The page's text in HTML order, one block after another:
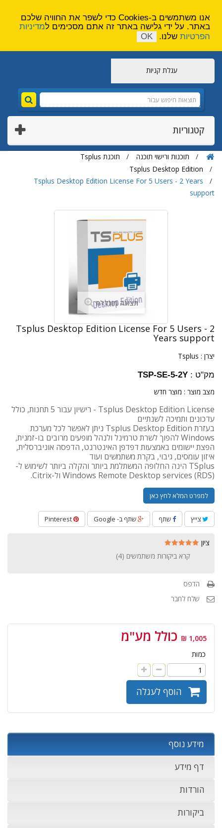
עגלת קניות
קטגוריות
תוכנות ורישוי תוכנה
תוכנת Tsplus
Tsplus Desktop Edition
Tsplus Desktop Edition License For 5 Users - 2 Years
support
תצוגה מוגדלת
Tsplus Desktop Edition License For 5 Users - 2
Years support
יצרן : Tsplus
מק"ט : TSP-SE-5-2Y
מצב מוצר : מוצר חדש
Tsplus Desktop Edition License - רישיון עבור 5 תחנות, כולל
עדכונים ותמיכה לשנתיים
בעזרת Tsplus Desktop Edition ניתן לאפשר לכל מערכת
Windows להפוך לשרת טרמינל ולנהל מופעים מרובים בו-זמנית,
הפצת יישומים באמצעות דפדפן האינטרנט, הדפסה אוניברסלית,
איזון עומסים, גיבוי, בקרת משתמשים ועוד
TSplus הינה החלופה המשתלמת ביותר והקלה ביותר לשימוש ל-
Windows Remote Desktop services (RDS) ול-Citrix.
למפרט המלא לחץ כאן
צייץ שתף שתף ב- Google
ציון
קרא ביקורות משתמשים (4
)
הדפס
שלח לחבר
1,005 ₪ כולל מע"מ
כמות
הוסף לעגלה
מידע נוסף
דף מידע
הורדות
ביקורות
אנו משתמשים ב-Cookies כדי לשפר את החוויה שלכם
באתר. על ידי גלישה באתר זה אתם מסכימים למדיניות
הפרטיות שלנו. OK